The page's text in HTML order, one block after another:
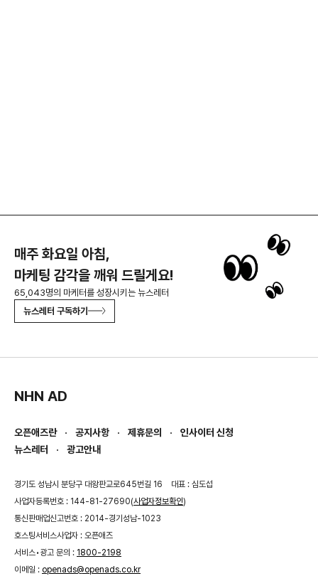
매주 화요일 아침,
마케팅 감각을 깨워 드릴게요!
65,043명의 마케터를 성장시키는 뉴스레터
뉴스레터 구독하기
NHN AD
오픈애즈란 공지사항 제휴문의
인사이터 신청
뉴스레터
광고안내
경기도 성남시 분당구 대왕판교로645번길 16
대표 : 심도섭
사업자등록번호 : 144-81-27690(사업자정보확인)
통신판매업신고번호 : 2014-경기성남-1023
호스팅서비스사업자 : 오픈애즈
서비스•광고 문의 : 1800-2198
이메일 : openads@openads.co.kr